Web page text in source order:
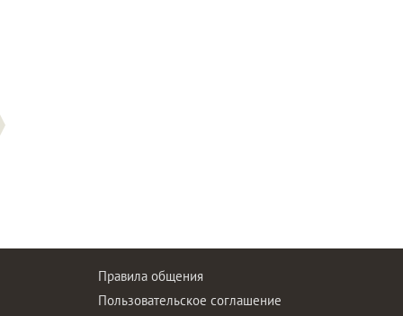
Правила общения
Пользовательское соглашение